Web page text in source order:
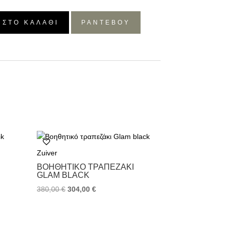
ΚΑΛΆΘΙ ΡΑΝΤΕΒΟΥ
Zuiver
ΒΟΗΘΗΤΙΚΌ ΤΡΑΠΕΖΆΚΙ
GLAM BLACK
380,00€ 304,00€